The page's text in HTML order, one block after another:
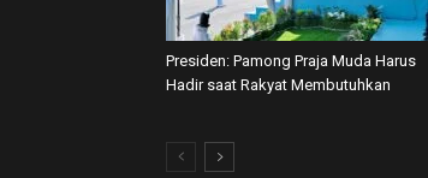
Presiden: Pamong Praja Muda Harus
Hadir saat Rakyat Membutuhkan